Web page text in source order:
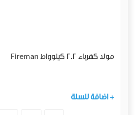
مولد كهرباء 2.2 كيلوواط Fireman
+ اضافة للسلة